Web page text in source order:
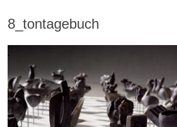
8_tontagebuch